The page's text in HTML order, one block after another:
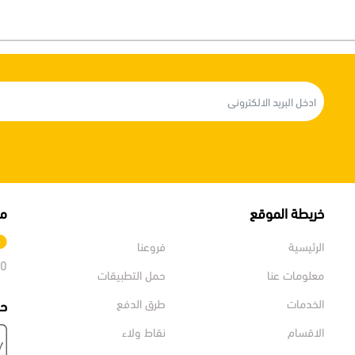
خريطة الموقع
الرئيسية
معلومات عنا
الخدمات
الاقسام
فروعنا
حمل التطبيقات
طرق الدفع
نقاط ولاء